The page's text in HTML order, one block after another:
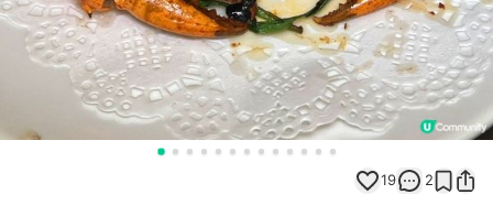
19 2